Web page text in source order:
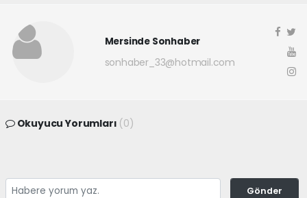
Mersinde Sonhaber
sonhaber_33@hotmail.com
Okuyucu Yorumları (0)
Gönder